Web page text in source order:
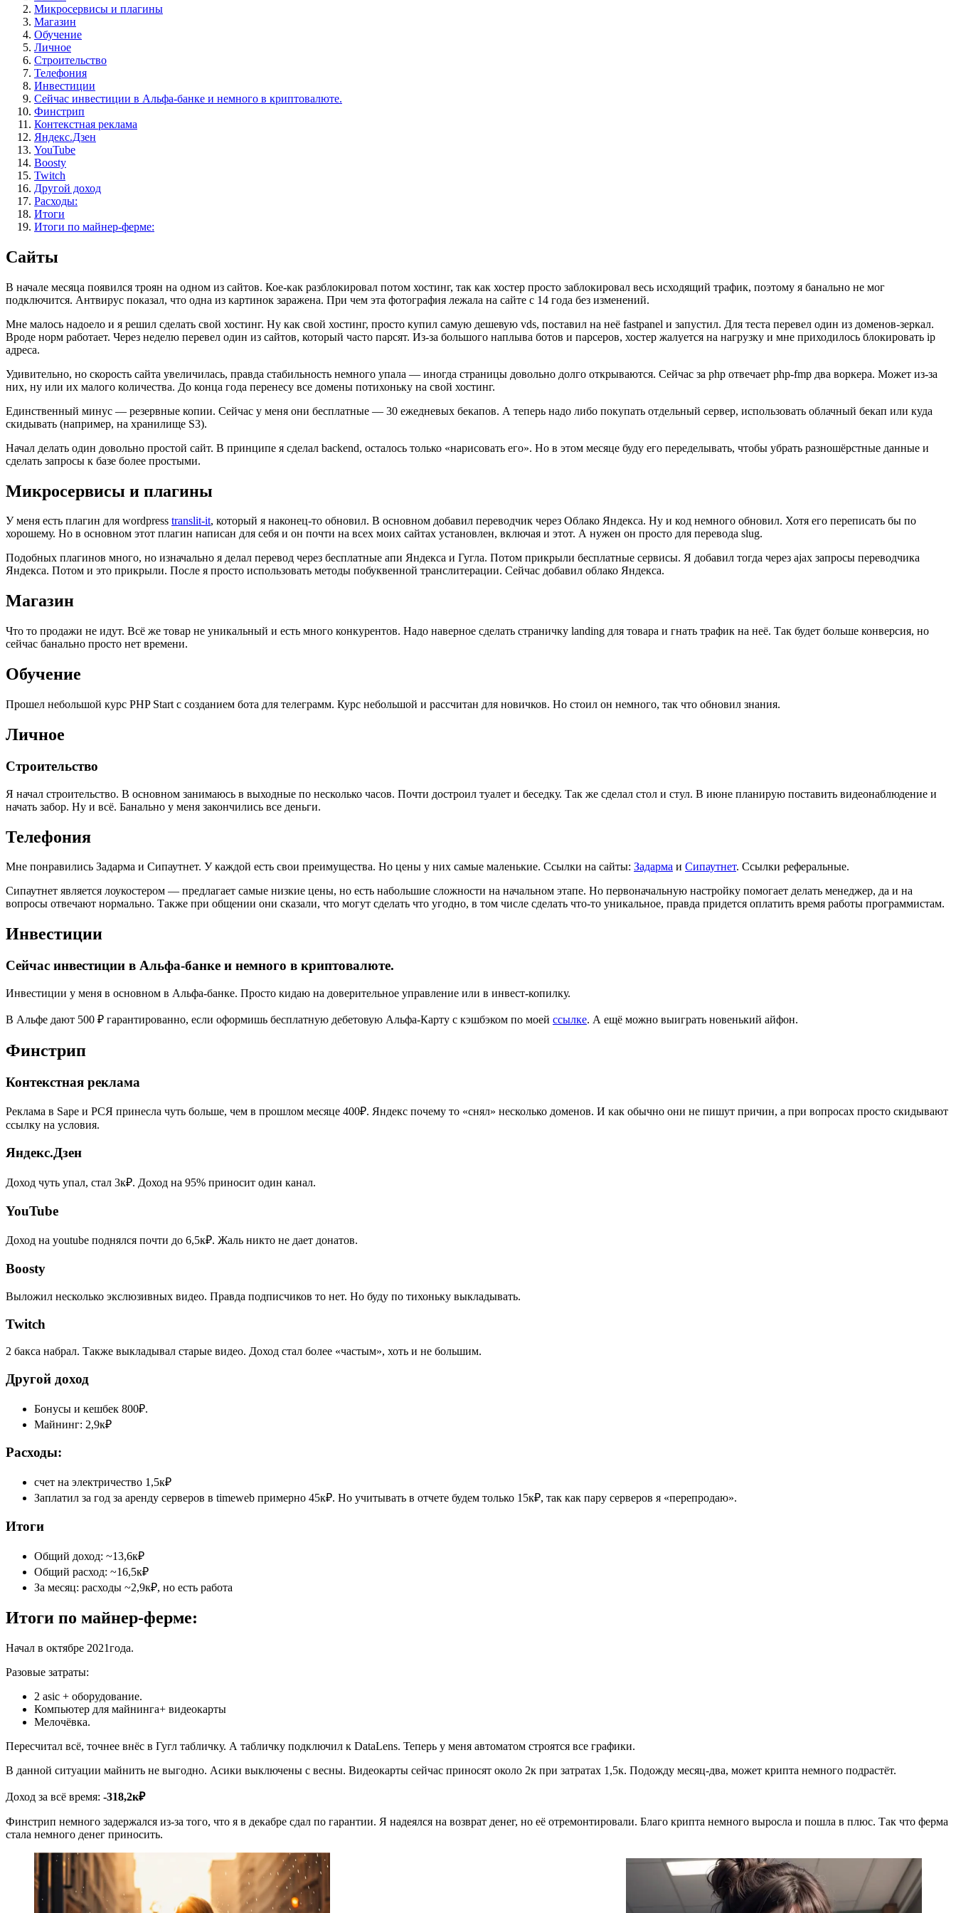
Микросервисы и плагины
Магазин
Обучение
Личное
Строительство
Телефония
Инвестиции
Сейчас инвестиции в Альфа-банке и немного в криптовалюте.
Финстрип
Контекстная реклама
Яндекс.Дзен
YouTube
Boosty
Twitch
Другой доход
Расходы:
Итоги
Итоги по майнер-ферме:
Сайты
В начале месяца появился троян на одном из сайтов. Кое-как разблокировал потом хостинг, так как хостер просто заблокировал весь исходящий трафик, поэтому я банально не мог
подключится. Антвирус показал, что одна из картинок заражена. При чем эта фотография лежала на сайте с 14 года без изменений.
Мне малось надоело и я решил сделать свой хостинг. Ну как свой хостинг, просто купил самую дешевую vds, поставил на неё fastpanel и запустил. Для теста перевел один из доменов-зеркал.
Вроде норм работает. Через неделю перевел один из сайтов, который часто парсят. Из-за большого наплыва ботов и парсеров, хостер жалуется на нагрузку и мне приходилось блокировать ip
адреса.
Удивительно, но скорость сайта увеличилась, правда стабильность немного упала — иногда страницы довольно долго открываются. Сейчас за php отвечает php-fmp два воркера. Может из-за
них, ну или их малого количества. До конца года перенесу все домены потихоньку на свой хостинг.
Единственный минус — резервные копии. Сейчас у меня они бесплатные — 30 ежедневых бекапов. А теперь надо либо покупать отдельный сервер, использовать облачный бекап или куда
скидывать (например, на хранилище S3).
Начал делать один довольно простой сайт. В принципе я сделал backend, осталось только «нарисовать его». Но в этом месяце буду его переделывать, чтобы убрать разношёрстные данные и
сделать запросы к базе более простыми.
Микросервисы и плагины
У меня есть плагин для wordpress translit-it, который я наконец-то обновил. В основном добавил переводчик через Облако Яндекса. Ну и код немного обновил. Хотя его переписать бы по
хорошему. Но в основном этот плагин написан для себя и он почти на всех моих сайтах установлен, включая и этот. А нужен он просто для перевода slug.
Подобных плагинов много, но изначально я делал перевод через бесплатные апи Яндекса и Гугла. Потом прикрыли бесплатные сервисы. Я добавил тогда через ajax запросы переводчика
Яндекса. Потом и это прикрыли. После я просто использовать методы побуквенной транслитерации. Сейчас добавил облако Яндекса.
Магазин
Что то продажи не идут. Всё же товар не уникальный и есть много конкурентов. Надо наверное сделать страничку landing для товара и гнать трафик на неё. Так будет больше конверсия, но
сейчас банально просто нет времени.
Обучение
Прошел небольшой курс PHP Start с созданием бота для телеграмм. Курс небольшой и рассчитан для новичков. Но стоил он немного, так что обновил знания.
Личное
Строительство
Я начал строительство. В основном занимаюсь в выходные по несколько часов. Почти достроил туалет и беседку. Так же сделал стол и стул. В июне планирую поставить видеонаблюдение и
начать забор. Ну и всё. Банально у меня закончились все деньги.
Телефония
Мне понравились Задарма и Сипаутнет. У каждой есть свои преимущества. Но цены у них самые маленькие. Ссылки на сайты: Задарма и Сипаутнет. Ссылки реферальные.
Сипаутнет является лоукостером — предлагает самые низкие цены, но есть набольшие сложности на начальном этапе. Но первоначальную настройку помогает делать менеджер, да и на
вопросы отвечают нормально. Также при общении они сказали, что могут сделать что угодно, в том числе сделать что-то уникальное, правда придется оплатить время работы программистам.
Инвестиции
Сейчас инвестиции в Альфа-банке и немного в криптовалюте.
Инвестиции у меня в основном в Альфа-банке. Просто кидаю на доверительное управление или в инвест-копилку.
В Альфе дают 500 ₽ гарантированно, если оформишь бесплатную дебетовую Альфа-Карту с кэшбэком по моей ссылке. А ещё можно выиграть новенький айфон.
Финстрип
Контекстная реклама
Реклама в Sape и РСЯ принесла чуть больше, чем в прошлом месяце 400₽. Яндекс почему то «снял» несколько доменов. И как обычно они не пишут причин, а при вопросах просто скидывают
ссылку на условия.
Яндекс.Дзен
Доход чуть упал, стал 3к₽. Доход на 95% приносит один канал.
YouTube
Доход на youtube поднялся почти до 6,5к₽. Жаль никто не дает донатов.
Boosty
Выложил несколько экслюзивных видео. Правда подписчиков то нет. Но буду по тихоньку выкладывать.
Twitch
2 бакса набрал. Также выкладывал старые видео. Доход стал более «частым», хоть и не большим.
Другой доход
Бонусы и кешбек 800₽.
Майнинг: 2,9к₽
Расходы:
счет на электричество 1,5к₽
Заплатил за год за аренду серверов в timeweb примерно 45к₽. Но учитывать в отчете будем только 15к₽, так как пару серверов я «перепродаю».
Итоги
Общий доход: ~13,6к₽
Общий расход: ~16,5к₽
За месяц: расходы ~2,9к₽, но есть работа
Итоги по майнер-ферме:
Начал в октябре 2021года.
Разовые затраты:
2 asic + оборудование.
Компьютер для майнинга+ видеокарты
Мелочёвка.
Пересчитал всё, точнее внёс в Гугл табличку. А табличку подключил к DataLens. Теперь у меня автоматом строятся все графики.
В данной ситуации майнить не выгодно. Асики выключены с весны. Видеокарты сейчас приносят около 2к при затратах 1,5к. Подожду месяц-два, может крипта немного подрастёт.
Доход за всё время: -318,2к₽
Финстрип немного задержался из-за того, что я в декабре сдал по гарантии. Я надеялся на возврат денег, но её отремонтировали. Благо крипта немного выросла и пошла в плюс. Так что ферма
стала немного денег приносить.